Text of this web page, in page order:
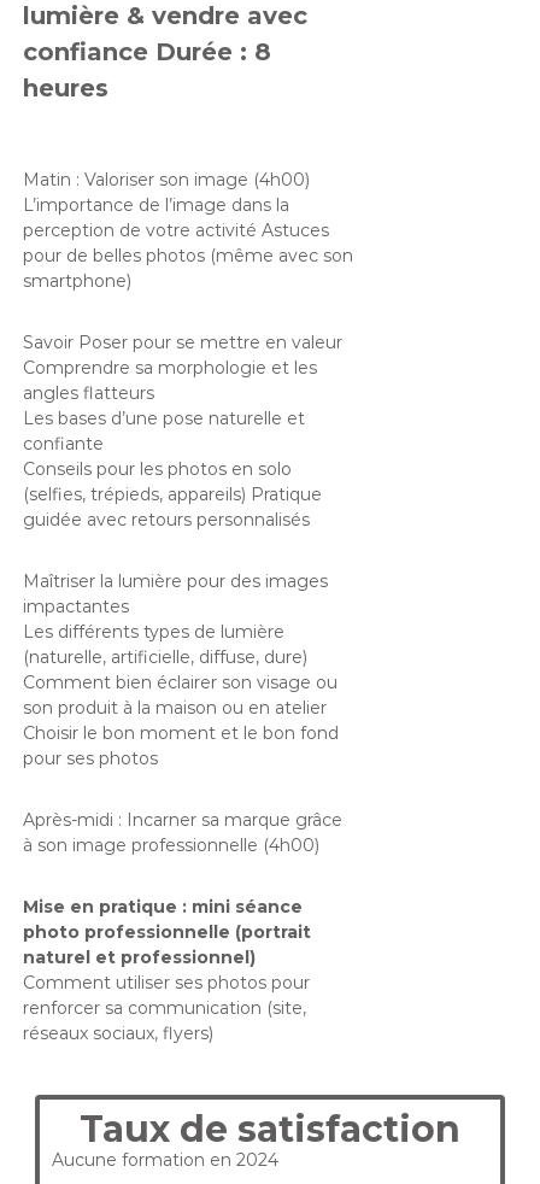
lumière & vendre avec
confiance Durée : 8
heures
Matin : Valoriser son image (4h00)
L’importance de l’image dans la
perception de votre activité Astuces
pour de belles photos (même avec son
smartphone)
Savoir Poser pour se mettre en valeur
Comprendre sa morphologie et les
angles flatteurs
Les bases d’une pose naturelle et
confiante
Conseils pour les photos en solo
(selfies, trépieds, appareils) Pratique
guidée avec retours personnalisés
Maîtriser la lumière pour des images
impactantes
Les différents types de lumière
(naturelle, artificielle, diffuse, dure)
Comment bien éclairer son visage ou
son produit à la maison ou en atelier
Choisir le bon moment et le bon fond
pour ses photos
Après-midi : Incarner sa marque grâce
à son image professionnelle (4h00)
Mise en pratique : mini séance
photo professionnelle (portrait
naturel et professionnel)
Comment utiliser ses photos pour
renforcer sa communication (site,
réseaux sociaux, flyers)
Taux de satisfaction
Aucune formation en 2024